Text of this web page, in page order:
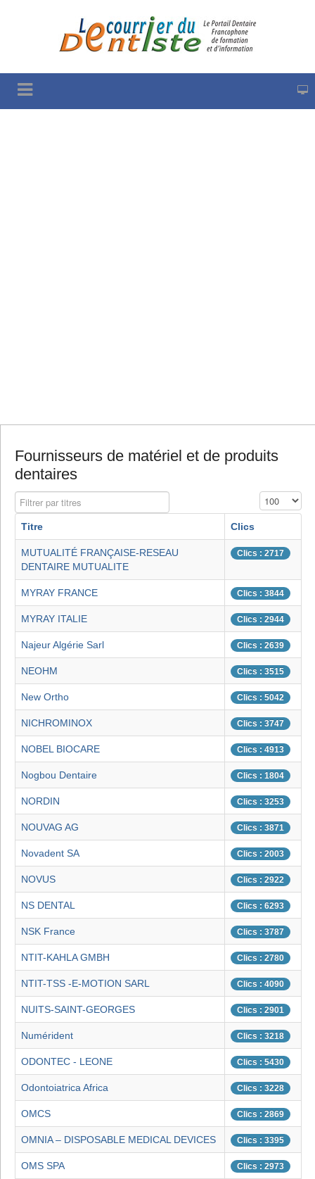
Fournisseurs de matériel et de produits
dentaires
Filtrer par titres Affichage #
Titre Clics
MUTUALITÉ FRANÇAISE-RESEAU
DENTAIRE MUTUALITE
Clics : 2717
MYRAY FRANCE Clics : 3844
MYRAY ITALIE Clics : 2944
Najeur Algérie Sarl Clics : 2639
NEOHM Clics : 3515
New Ortho Clics : 5042
NICHROMINOX Clics : 3747
NOBEL BIOCARE Clics : 4913
Nogbou Dentaire Clics : 1804
NORDIN Clics : 3253
NOUVAG AG Clics : 3871
Novadent SA Clics : 2003
NOVUS Clics : 2922
NS DENTAL Clics : 6293
NSK France Clics : 3787
NTIT-KAHLA GMBH Clics : 2780
NTIT-TSS -E-MOTION SARL Clics : 4090
NUITS-SAINT-GEORGES Clics : 2901
Numérident Clics : 3218
ODONTEC - LEONE Clics : 5430
Odontoiatrica Africa Clics : 3228
OMCS Clics : 2869
OMNIA – DISPOSABLE MEDICAL DEVICES Clics : 3395
OMS SPA Clics : 2973